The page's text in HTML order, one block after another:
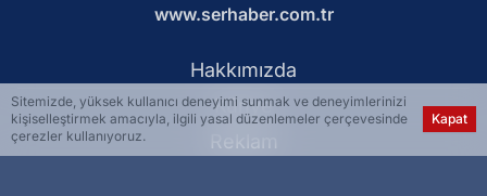
www.serhaber.com.tr
Hakkımızda
Künye
Sitemizde, yüksek kullanıcı deneyimi sunmak ve deneyimlerinizi
kişiselleştirmek amacıyla, ilgili yasal düzenlemeler çerçevesinde
çerezler kullanıyoruz.
Kapat